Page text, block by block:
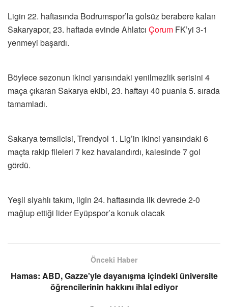
Ligin 22. haftasında Bodrumspor’la golsüz berabere kalan
Sakaryapor, 23. haftada evinde Ahlatcı Çorum FK’yi 3-1
yenmeyi başardı.
Böylece sezonun ikinci yarısındaki yenilmezlik serisini 4
maça çıkaran Sakarya ekibi, 23. haftayı 40 puanla 5. sırada
tamamladı.
Sakarya temsilcisi, Trendyol 1. Lig’in ikinci yarısındaki 6
maçta rakip fileleri 7 kez havalandırdı, kalesinde 7 gol
gördü.
Yeşil siyahlı takım, ligin 24. haftasında ilk devrede 2-0
mağlup ettiği lider Eyüpspor’a konuk olacak
Önceki Haber
Hamas: ABD, Gazze'yle dayanışma içindeki üniversite
öğrencilerinin hakkını ihlal ediyor